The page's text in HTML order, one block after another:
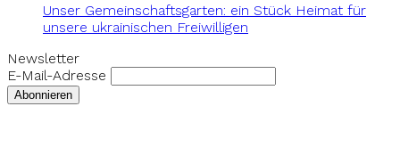
Unser Gemeinschaftsgarten: ein Stück Heimat für
unsere ukrainischen Freiwilligen
Newsletter
E-Mail-Adresse